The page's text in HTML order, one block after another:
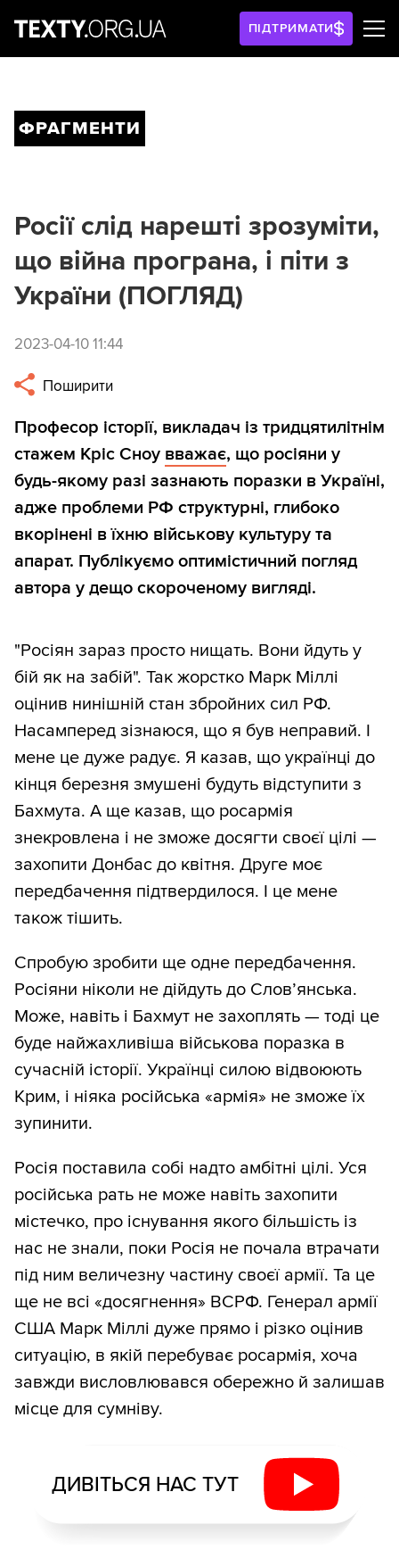
ПІДТРИМАТИ
ФРАГМЕНТИ
Росії слід нарешті зрозуміти,
що війна програна, і піти з
України (ПОГЛЯД)
2023-04-10 11:44
Поширити
Професор історії, викладач із тридцятилітнім
стажем Кріс Сноу вважає, що росіяни у
будь-якому разі зазнають поразки в Україні,
адже проблеми РФ структурні, глибоко
вкорінені в їхню військову культуру та
апарат. Публікуємо оптимістичний погляд
автора у дещо скороченому вигляді.
"Росіян зараз просто нищать. Вони йдуть у
бій як на забій". Так жорстко Марк Міллі
оцінив нинішній стан збройних сил РФ.
Насамперед зізнаюся, що я був неправий. І
мене це дуже радує. Я казав, що українці до
кінця березня змушені будуть відступити з
Бахмута. А ще казав, що росармія
знекровлена і не зможе досягти своєї цілі —
захопити Донбас до квітня. Друге моє
передбачення підтвердилося. І це мене
також тішить.
Спробую зробити ще одне передбачення.
Росіяни ніколи не дійдуть до Словʼянська.
Може, навіть і Бахмут не захоплять — тоді це
буде найжахливіша військова поразка в
сучасній історії. Українці силою відвоюють
Крим, і ніяка російська «армія» не зможе їх
зупинити.
Росія поставила собі надто амбітні цілі. Уся
російська рать не може навіть захопити
містечко, про існування якого більшість із
нас не знали, поки Росія не почала втрачати
під ним величезну частину своєї армії. Та це
ще не всі «досягнення» ВСРФ. Генерал армії
США Марк Міллі дуже прямо і різко оцінив
ситуацію, в якій перебуває росармія, хоча
завжди висловлювався обережно й залишав
місце для сумніву.
ДИВІТЬСЯ НАС ТУТ